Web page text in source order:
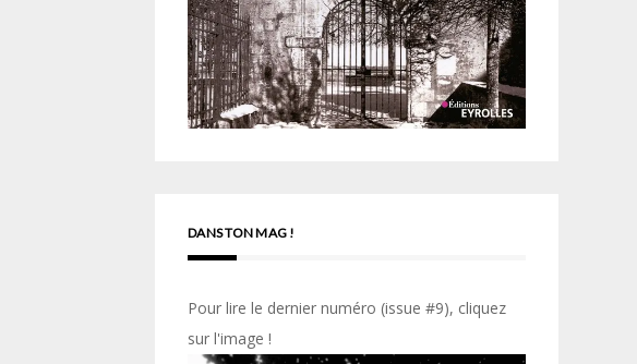
DANS TON MAG !
Pour lire le dernier numéro (issue #9), cliquez
sur l'image !